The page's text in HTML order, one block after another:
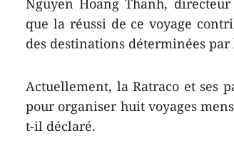
Nguyen Hoang Thanh,
que la réussi de ce voyage
des destinations déterminées par
Actuellement, la Ratraco et ses
pour organiser huit voyages
t-il déclaré.